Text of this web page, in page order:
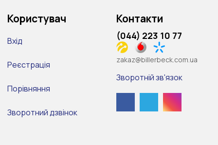
Користувач
Вхід
Реєстрація
Порівняння
Зворотний дзвінок
Контакти
(044) 223 10 77
zakaz@billerbeck.com.ua
Зворотній зв'язок